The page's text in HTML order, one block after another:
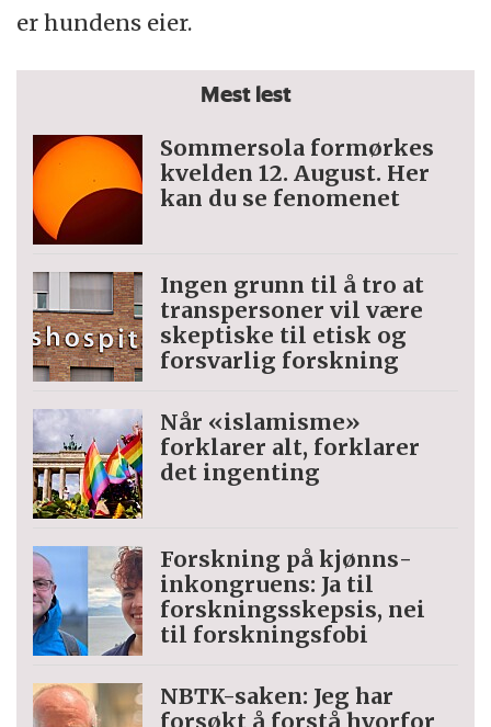
er hundens eier.
Mest lest
Sommersola formørkes
kvelden 12. August. Her
kan du se fenomenet
Ingen grunn til å tro at
trans­personer vil være
skeptiske til etisk og
forsvarlig forskning
Når «islamisme»
forklarer alt, forklarer
det ingenting
Forskning på kjønns­
inkongruens: Ja til
forskningsskepsis, nei
til forskningsfobi
NBTK-saken: Jeg har
forsøkt å forstå hvorfor